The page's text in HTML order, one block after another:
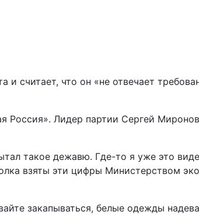
считает, что он «не отвечает
Россия». Лидер партии Сергей
такое дежавю. Где-то я уже это
взяты эти цифры Министерством
закапываться, белые одежды